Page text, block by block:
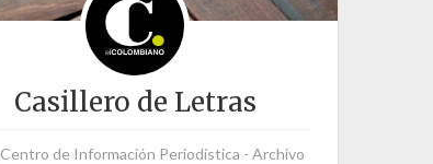
Casillero de Letras
de Información Periodística - Archivo